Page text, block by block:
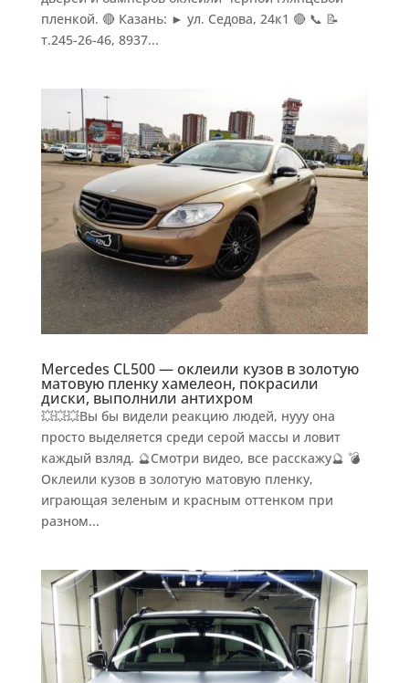
пленкой. 🔴 Казань: ► ул. Седова, 24к1 🔴 📞 📝
т.245-26-46, 8937...
Mercedes CL500 — оклеили кузов в золотую
матовую пленку хамелеон, покрасили
диски, выполнили антихром
💥💥💥Вы бы видели реакцию людей, нууу она
просто выделяется среди серой массы и ловит
каждый взляд. 🔮Смотри видео, все расскажу🔮 💣
Оклеили кузов в золотую матовую пленку,
играющая зеленым и красным оттенком при
разном...